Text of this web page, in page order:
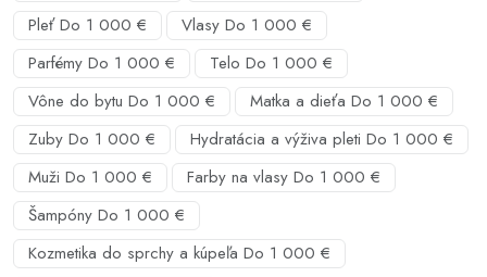
Pleť Do 1 000 €
Vlasy Do 1 000 €
Parfémy Do 1 000 €
Telo Do 1 000 €
Vône do bytu Do 1 000 €
Matka a dieťa Do 1 000 €
Zuby Do 1 000 €
Hydratácia a výživa pleti Do 1 000 €
Muži Do 1 000 €
Farby na vlasy Do 1 000 €
Šampóny Do 1 000 €
Kozmetika do sprchy a kúpeľa Do 1 000 €